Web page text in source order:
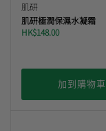
肌研
肌研極潤保濕水凝霜
HK$148.00
加到購物車